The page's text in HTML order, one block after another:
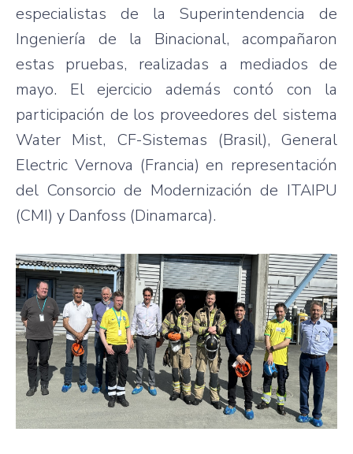
especialistas de la Superintendencia de
Ingeniería de la Binacional, acompañaron
estas pruebas, realizadas a mediados de
mayo. El ejercicio además contó con la
participación de los proveedores del sistema
Water Mist, CF-Sistemas (Brasil), General
Electric Vernova (Francia) en representación
del Consorcio de Modernización de ITAIPU
(CMI) y Danfoss (Dinamarca).